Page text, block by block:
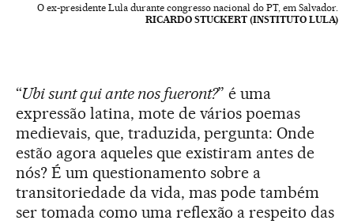
O ex-presidente Lula durante congresso nacional do PT, em Salvador.
RICARDO STUCKERT (INSTITUTO LULA)
“Ubi sunt qui ante nos fueront?” é uma
expressão latina, mote de vários poemas
medievais, que, traduzida, pergunta: Onde
estão agora aqueles que existiram antes de
nós? É um questionamento sobre a
transitoriedade da vida, mas pode também
ser tomada como uma reflexão a respeito das